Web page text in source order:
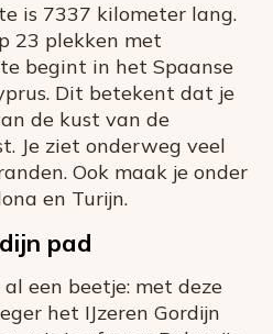
is 7337 kilometer lang.
23 plekken met
begint in het Spaanse
Dit betekent dat je
de kust van de
Je ziet onderweg veel
Ook maak je onder
en Turijn.
pad
een beetje: met deze
het IJzeren Gordijn